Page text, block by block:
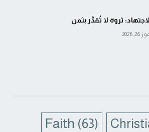
ثروة لا تُقدَّر بثمن
26, 2026
Faith (63)